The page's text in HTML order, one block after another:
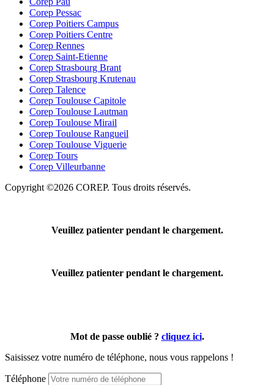
Corep Pessac
Corep Poitiers Campus
Corep Poitiers Centre
Corep Rennes
Corep Saint-Etienne
Corep Strasbourg Brant
Corep Strasbourg Krutenau
Corep Talence
Corep Toulouse Capitole
Corep Toulouse Lautman
Corep Toulouse Mirail
Corep Toulouse Rangueil
Corep Toulouse Viguerie
Corep Tours
Corep Villeurbanne
Copyright ©2026 COREP. Tous droits réservés.
Veuillez patienter pendant le chargement.
Veuillez patienter pendant le chargement.
Mot de passe oublié ? cliquez ici.
Saisissez votre numéro de téléphone, nous vous rappelons !
Téléphone